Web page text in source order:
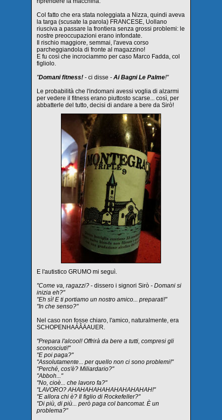
Col fatto che era stata noleggiata a Nizza, quindi aveva
la targa (scusate la parola) FRANCESE, Uollano
riusciva a passare la frontiera senza grossi problemi: le
nostre preoccupazioni erano infondate.
Il rischio maggiore, semmai, l'aveva corso
parcheggiandola di fronte al magazzino!
E fu così che incrociammo per caso Marco Fadda, col
figliolo.
"Domani fitness! - ci disse - Ai Bagni Le Palme!"
Le probabilità che l'indomani avessi voglia di alzarmi
per vedere il fitness erano piuttosto scarse... così, per
abbatterle del tutto, decisi di andare a bere da Sirò!
E l'autistico GRUMO mi seguì.
"Come va, ragazzi? - dissero i signori Sirò - Domani si
inizia eh?"
"Eh sì! E ti portiamo un nostro amico... preparati!"
"In che senso?"
Nel caso non fosse chiaro, l'amico, naturalmente, era
SCHOPENHAÁÂÄAUER.
"Prepara l'alcool! Offrirà da bere a tutti, compresi gli
sconosciuti!"
"E poi paga?"
"Assolutamente... per quello non ci sono problemi!"
"Perché, cos'è? Miliardario?"
"Abboh..."
"No, cioè... che lavoro fa?"
"LAVORO? AHAHAHAHAHAHAHAHAHAH!"
"E allora chi è? Il figlio di Rockefeller?"
"Di più, di più... però paga col bancomat. È un
problema?"